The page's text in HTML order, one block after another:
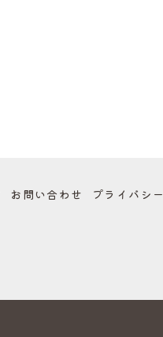
お問い合わせ プライバシー